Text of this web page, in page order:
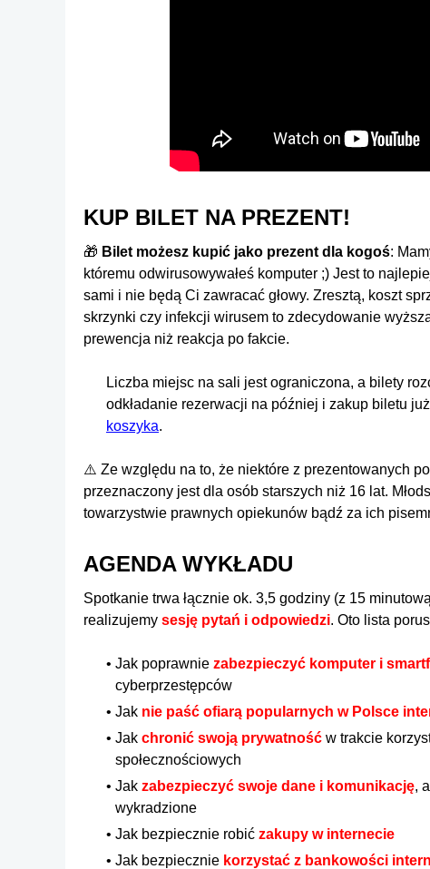
KUP BILET NA PREZENT!
🎁 Bilet możesz kupić jako prezent dla kogoś:
któremu odwirusowywałeś komputer ;) Jest to
sami i nie będą Ci zawracać głowy. Zresztą, koszt
skrzynki czy infekcji wirusem to zdecydowanie
prewencja niż reakcja po fakcie.
Liczba miejsc na sali jest ograniczona, a bilety
odkładanie rezerwacji na później i zakup biletu
koszyka.
⚠️ Ze względu na to, że niektóre z prezentowanych
przeznaczony jest dla osób starszych niż 16 lat.
towarzystwie prawnych opiekunów bądź za ich
AGENDA WYKŁADU
Spotkanie trwa łącznie ok. 3,5 godziny (z 15
realizujemy sesję pytań i odpowiedzi. Oto lista
Jak poprawnie zabezpieczyć komputer i
cyberprzestępców
Jak nie paść ofiarą popularnych w Polsce
Jak chronić swoją prywatność w trakcie
społecznościowych
Jak zabezpieczyć swoje dane i komunikację,
wykradzione
Jak bezpiecznie robić zakupy w internecie
Jak bezpiecznie korzystać z bankowości